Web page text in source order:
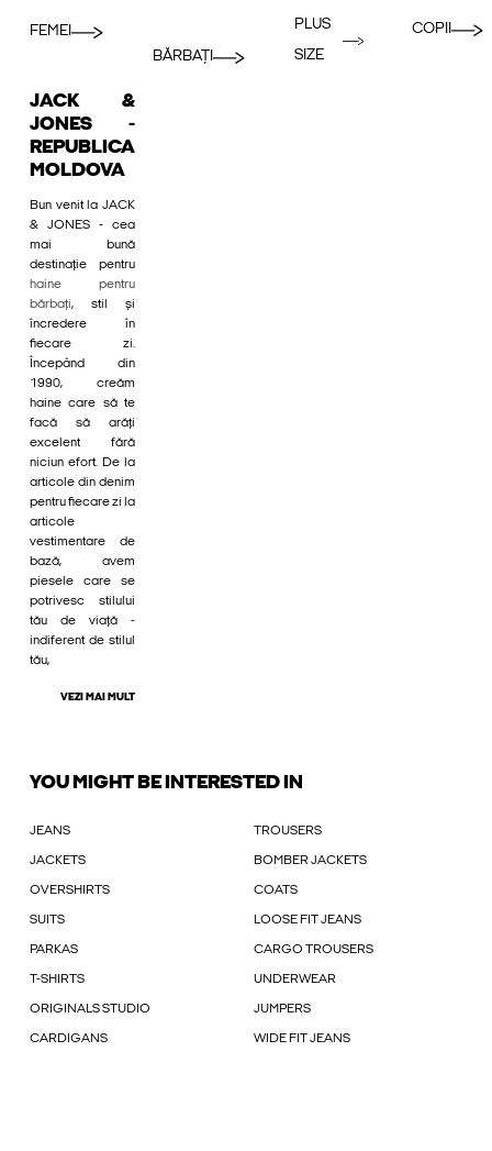
FEMEI
BĂRBAȚI
PLUS
SIZE
COPII
JACK &
JONES -
REPUBLICA
MOLDOVA
Bun venit la JACK
& JONES - cea
mai bună
destinație pentru
haine pentru
bărbați, stil și
încredere în
fiecare zi.
Începând din
1990, creăm
haine care să te
facă să arăți
excelent fără
niciun efort. De la
articole din denim
pentru fiecare zi la
articole
vestimentare de
bază, avem
piesele care se
potrivesc stilului
tău de viață -
indiferent de stilul
tău,
VEZI MAI MULT
YOU MIGHT BE INTERESTED IN
JEANS TROUSERS
JACKETS BOMBER JACKETS
OVERSHIRTS COATS
SUITS LOOSE FIT JEANS
PARKAS CARGO TROUSERS
T-SHIRTS UNDERWEAR
ORIGINALS STUDIO JUMPERS
CARDIGANS WIDE FIT JEANS